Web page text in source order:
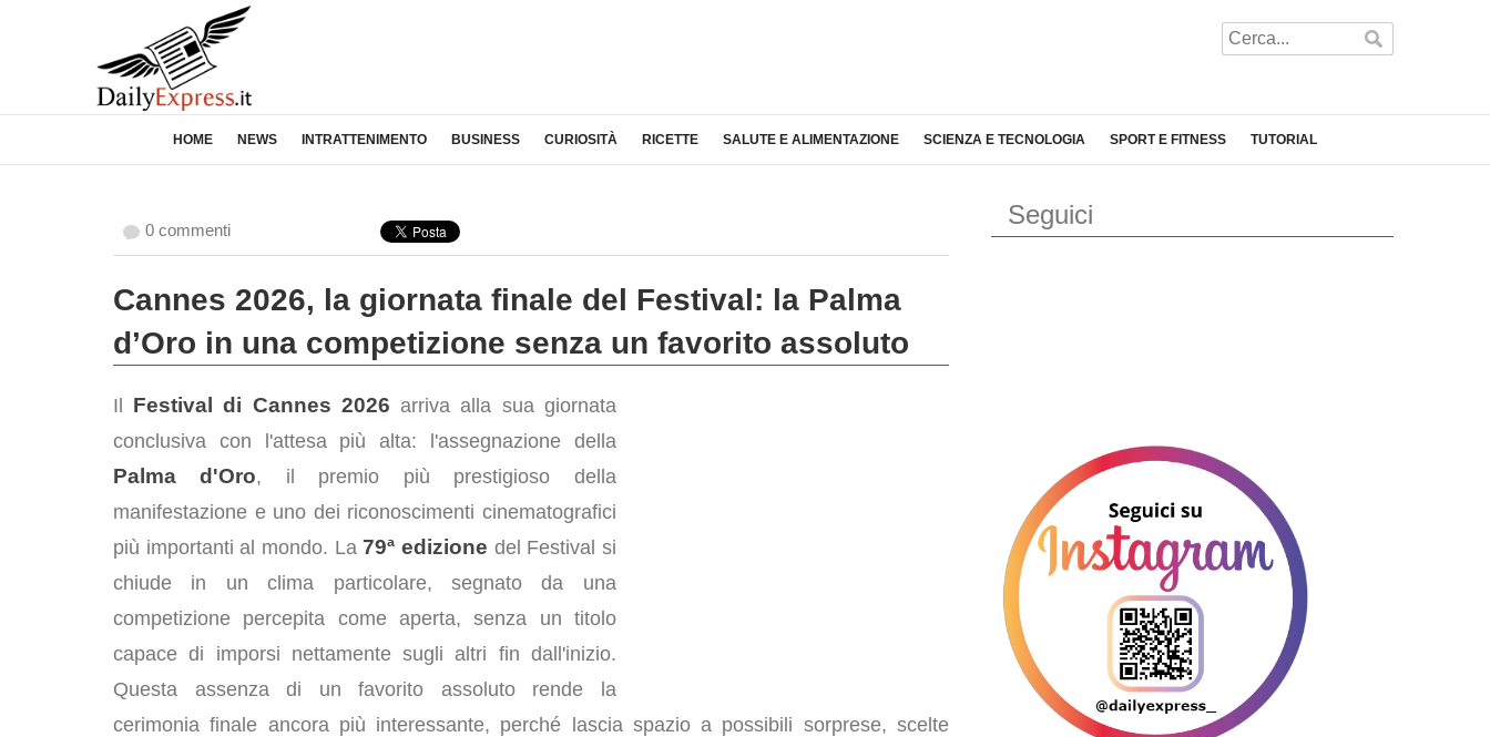
HOME NEWS INTRATTENIMENTO BUSINESS CURIOSITÀ RICETTE SALUTE E ALIMENTAZIONE SCIENZA E TECNOLOGIA SPORT E FITNESS TUTORIAL
0 commenti
Cannes 2026, la giornata finale del Festival: la Palma
d’Oro in una competizione senza un favorito assoluto
Il Festival di Cannes 2026 arriva alla sua giornata
conclusiva con l'attesa più alta: l'assegnazione della
Palma d'Oro, il premio più prestigioso della
manifestazione e uno dei riconoscimenti cinematografici
più importanti al mondo. La79ª edizione del Festival si
chiude in un clima particolare, segnato da una
competizione percepita come aperta, senza un titolo
capace di imporsi nettamente sugli altri fin dall'inizio.
Questa assenza di un favorito assoluto rende la
cerimonia finale ancora più interessante, perché lascia spazio a possibili sorprese, scelte
Seguici